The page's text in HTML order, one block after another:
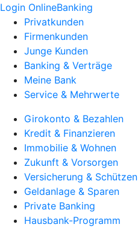
Login OnlineBanking
Privatkunden
Firmenkunden
Junge Kunden
Banking & Verträge
Meine Bank
Service & Mehrwerte
Girokonto & Bezahlen
Kredit & Finanzieren
Immobilie & Wohnen
Zukunft & Vorsorgen
Versicherung & Schützen
Geldanlage & Sparen
Private Banking
Hausbank-Programm